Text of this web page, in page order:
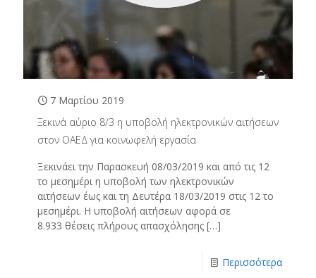
7 Μαρτίου 2019
Ξεκινά αύριο 8/3 η υποβολή ηλεκτρονικών αιτήσεων
στον ΟΑΕΔ για κοινωφελή εργασία
Ξεκινάει την Παρασκευή 08/03/2019 και από τις 12
το μεσημέρι η υποβολή των ηλεκτρονικών
αιτήσεων έως και τη Δευτέρα 18/03/2019 στις 12 το
μεσημέρι. Η υποβολή αιτήσεων αφορά σε
8.933 θέσεις πλήρους απασχόλησης […]
Περισσότερα